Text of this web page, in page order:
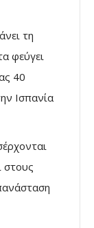
τη
φεύγει
40
Ισπανία
στους